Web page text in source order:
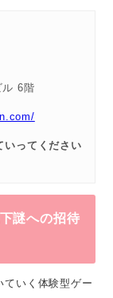
ル 6階
いってください
謎への招待
ていく体験型ゲー